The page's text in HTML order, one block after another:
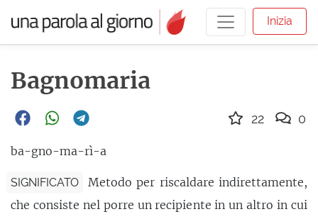
Inizia
Bagnomaria
ba-gno-ma-rì-a
SIGNIFICATO
Metodo per riscaldare indirettamente,
che consiste nel porre un recipiente in un altro in cui
22 0